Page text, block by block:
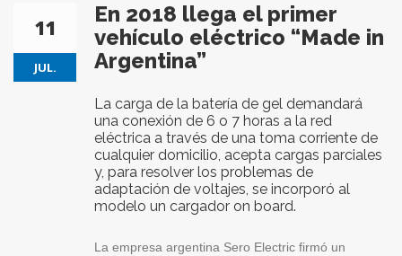
11
JUL.
En 2018 llega el primer
vehículo eléctrico “Made in
Argentina”
La carga de la batería de gel demandará
una conexión de 6 o 7 horas a la red
eléctrica a través de una toma corriente de
cualquier domicilio, acepta cargas parciales
y, para resolver los problemas de
adaptación de voltajes, se incorporó al
modelo un cargador on board.
La empresa argentina Sero Electric firmó un